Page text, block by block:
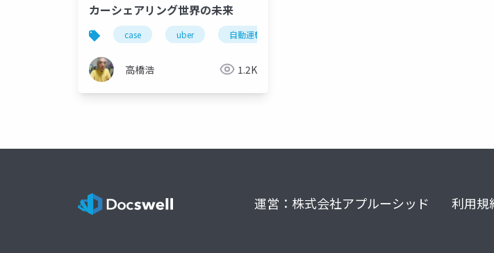
カーシェアリング世界の未来
case uber 自動運転車
高橋浩 1.2K
運営：株式会社アプルーシッド 利用規